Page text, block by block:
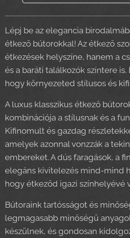
Lépj be az elegancia
étkező bútorokkal! Az étkező
étkezések helyszíne, hanem a
és a baráti találkozók színtere
hogy környezeted stílusos és
A luxus klasszikus étkező
kombinációja a stílusnak és a
Kifinomult és gazdag
amelyek azonnal vonzzák a
embereket. A dús faragások, a
elegáns kivitelezés mind-mind
hogy étkeződ igazi színhelyévé
Bútoraink tartósságot és
legmagasabb minőségű
készülnek, és gondosan